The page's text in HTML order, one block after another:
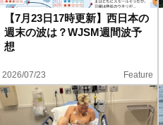
【7月23日17時更新】西日本の
週末の波は？WJSM週間波予
想
2026/07/23 Feature